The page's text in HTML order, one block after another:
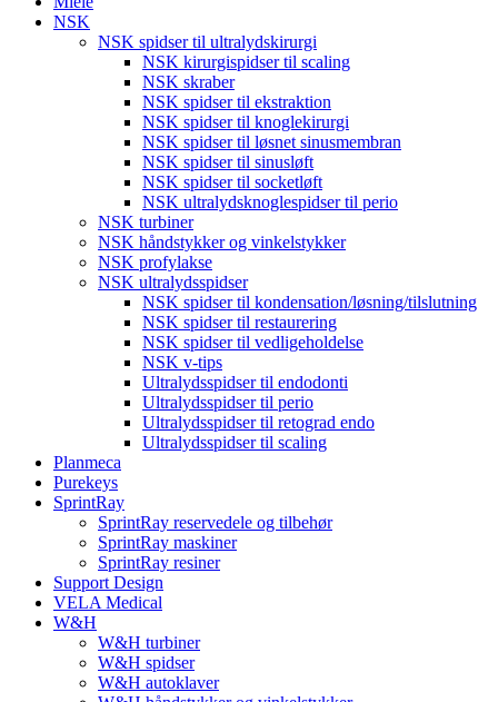
NSK
NSK spidser til ultralydskirurgi
NSK kirurgispidser til scaling
NSK skraber
NSK spidser til ekstraktion
NSK spidser til knoglekirurgi
NSK spidser til løsnet sinusmembran
NSK spidser til sinusløft
NSK spidser til socketløft
NSK ultralydsknoglespidser til perio
NSK turbiner
NSK håndstykker og vinkelstykker
NSK profylakse
NSK ultralydsspidser
NSK spidser til kondensation/løsning/tilslutning
NSK spidser til restaurering
NSK spidser til vedligeholdelse
NSK v-tips
Ultralydsspidser til endodonti
Ultralydsspidser til perio
Ultralydsspidser til retograd endo
Ultralydsspidser til scaling
Planmeca
Purekeys
SprintRay
SprintRay reservedele og tilbehør
SprintRay maskiner
SprintRay resiner
Support Design
VELA Medical
W&H
W&H turbiner
W&H spidser
W&H autoklaver